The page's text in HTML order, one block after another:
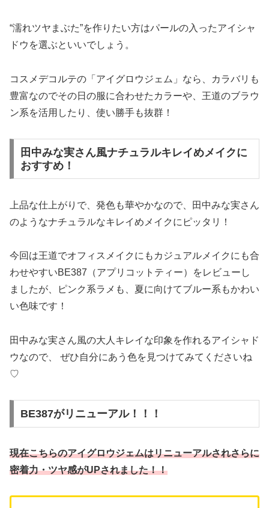
“濡れツヤまぶた”を作りたい方はパールの入ったアイシャ
ドウを選ぶといいでしょう。
コスメデコルテの「アイグロウジェム」なら、カラバリも
豊富なのでその日の服に合わせたカラーや、王道のブラウ
ン系を活用したり、使い勝手も抜群！
田中みな実さん風ナチュラルキレイめメイクに
おすすめ！
上品な仕上がりで、発色も華やかなので、田中みな実さん
のようなナチュラルなキレイめメイクにピッタリ！
今回は王道でオフィスメイクにもカジュアルメイクにも合
わせやすいBE387（アプリコットティー）をレビューし
ましたが、ピンク系ラメも、夏に向けてブルー系もかわい
い色味です！
田中みな実さん風の大人キレイな印象を作れるアイシャド
ウなので、 ぜひ自分にあう色を見つけてみてくださいね
♡
BE387がリニューアル！！！
現在こちらのアイグロウジェムはリニューアルされさらに
密着力・ツヤ感がUPされました！！